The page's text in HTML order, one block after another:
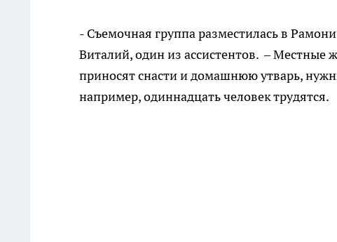
- Съемочная группа разместилась в
Виталий, один из ассистентов. – Местные
приносят снасти и домашнюю утварь,
например, одиннадцать человек трудятся.